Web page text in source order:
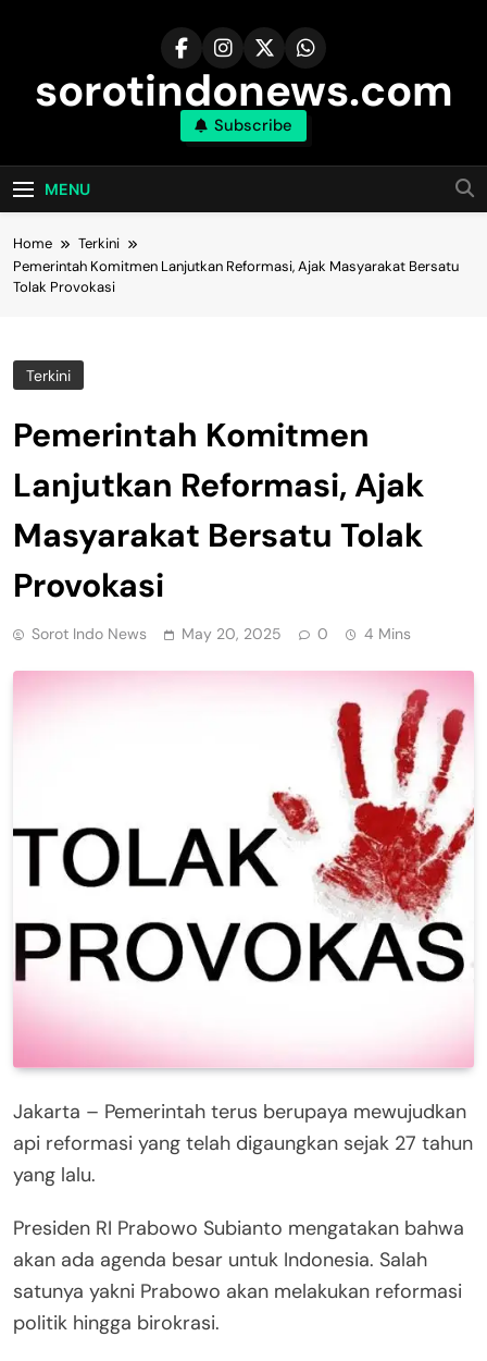
sorotindonews.com
Subscribe
MENU
Home
Terkini
Pemerintah Komitmen Lanjutkan Reformasi, Ajak Masyarakat Bersatu
Tolak Provokasi
Terkini
Pemerintah Komitmen
Lanjutkan Reformasi, Ajak
Masyarakat Bersatu Tolak
Provokasi
Sorot Indo News May 20, 2025 0 4 Mins
Jakarta – Pemerintah terus berupaya mewujudkan
api reformasi yang telah digaungkan sejak 27 tahun
yang lalu.
Presiden RI Prabowo Subianto mengatakan bahwa
akan ada agenda besar untuk Indonesia. Salah
satunya yakni Prabowo akan melakukan reformasi
politik hingga birokrasi.